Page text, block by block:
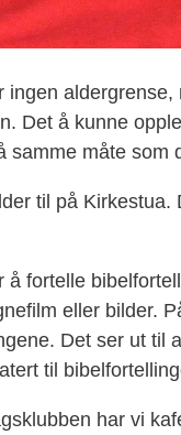
ingen
Det å kunne
samme måte som
til på
å fortelle
eller bilder.
Det ser ut til
til
har vi